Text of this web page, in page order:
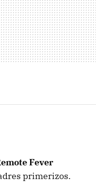
Fever
primerizos.